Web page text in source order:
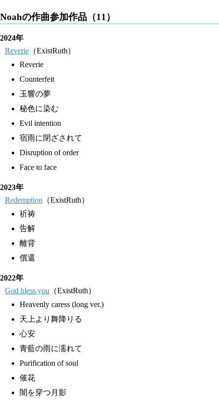
Noahの作曲参加作品（11）
2024年
Reverie （ExistRuth）
Reverie
Counterfeit
玉響の夢
秘色に染む
Evil intention
宿雨に閉ざされて
Disruption of order
Face to face
2023年
Redemption （ExistRuth）
祈祷
告解
離背
償還
2022年
God bless you （ExistRuth）
Heavenly caress (long ver.)
天上より舞降りる
心安
青藍の雨に濡れて
Purification of soul
催花
闇を穿つ月影